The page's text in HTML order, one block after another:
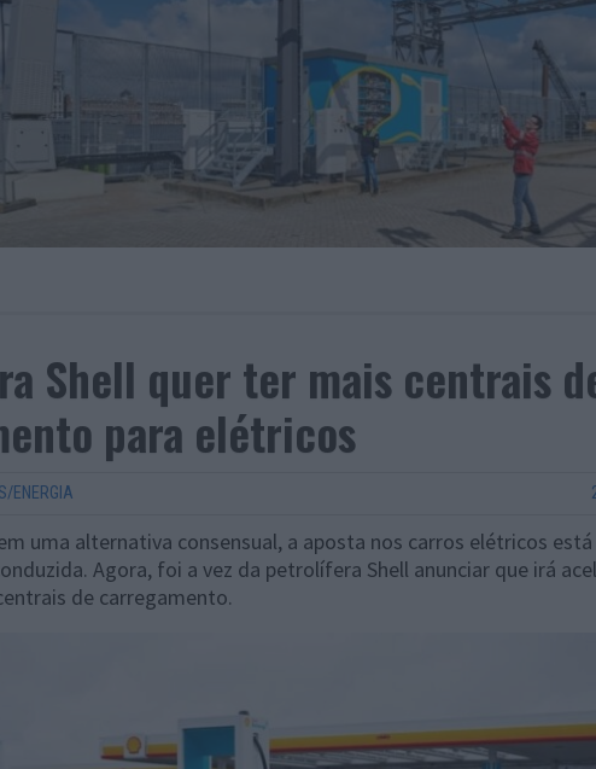
Shell quer ter mais centrais
para elétricos
ENERGIA
uma alternativa consensual, a aposta nos carros elétricos
Agora, foi a vez da petrolífera Shell anunciar que irá
de carregamento.